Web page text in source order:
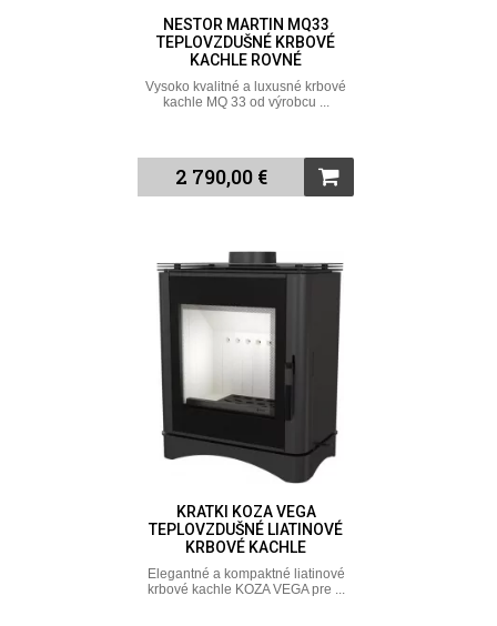
NESTOR MARTIN MQ33
TEPLOVZDUŠNÉ KRBOVÉ
KACHLE ROVNÉ
Vysoko kvalitné a luxusné krbové
kachle MQ 33 od výrobcu ...
2 790,00 €
KRATKI KOZA VEGA
TEPLOVZDUŠNÉ LIATINOVÉ
KRBOVÉ KACHLE
Elegantné a kompaktné liatinové
krbové kachle KOZA VEGA pre ...